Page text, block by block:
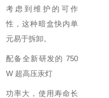
考虑到维护的可作
性，这种暗盒快内单
元易于拆卸。
配备全新研发的 750
W 超高压汞灯
功率大，使用寿命长